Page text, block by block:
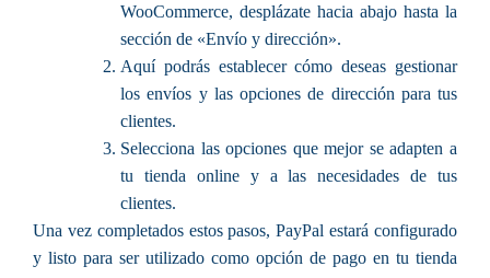
WooCommerce, desplázate hacia abajo hasta la
sección de «Envío y dirección».
Aquí podrás establecer cómo deseas gestionar
los envíos y las opciones de dirección para tus
clientes.
Selecciona las opciones que mejor se adapten a
tu tienda online y a las necesidades de tus
clientes.
Una vez completados estos pasos, PayPal estará configurado
y listo para ser utilizado como opción de pago en tu tienda